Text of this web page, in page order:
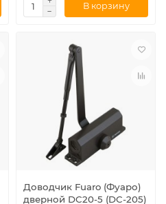
В корзину
Доводчик Fuaro (Фуаро)
дверной DC20-5 (DC-205)